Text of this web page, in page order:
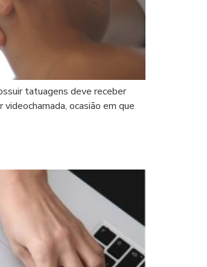
tatuagens deve receber
ocasião em que